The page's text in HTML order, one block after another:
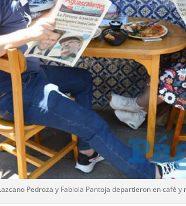
Pedroza y Fabiola Pantoja departieron en café